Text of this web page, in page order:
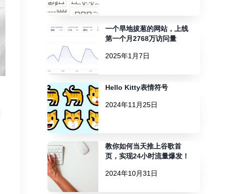
一个旱地拔葱的网站，上线
第一个月2768万访问量
2025年1月7日
Hello Kitty表情符号
2024年11月25日
教你如何当天推上谷歌首
页，实现24小时流量爆发！
2024年10月31日